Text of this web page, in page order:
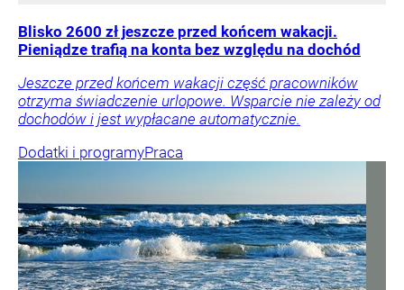
Blisko 2600 zł jeszcze przed końcem wakacji.
Pieniądze trafią na konta bez względu na dochód
Jeszcze przed końcem wakacji część pracowników
otrzyma świadczenie urlopowe. Wsparcie nie zależy od
dochodów i jest wypłacane automatycznie.
Dodatki i programyPraca